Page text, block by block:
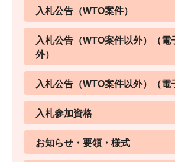
入札公告（WTO案件）
入札公告（WTO案件以外）（電
外）
入札公告（WTO案件以外）（電
入札参加資格
お知らせ・要領・様式